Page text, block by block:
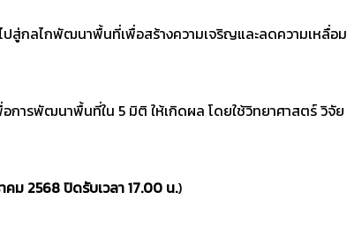
ปสู่กลไกพัฒนาพื้นที่เพื่อสร้างความเจริญและลดความเหลื่อม
การพัฒนาพื้นที่ใน 5 มิติ ให้เกิดผล โดยใช้วิทยาศาสตร์ วิจัย
ม 2568 ปิดรับเวลา 17.00 น.)